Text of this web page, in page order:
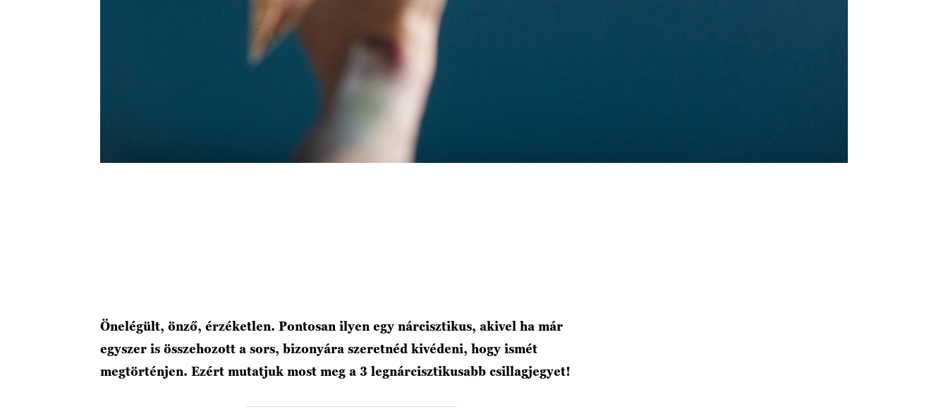
Önelégült, önző, érzéketlen. Pontosan ilyen egy nárcisztikus, akivel ha már
egyszer is összehozott a sors, bizonyára szeretnéd kivédeni, hogy ismét
megtörténjen. Ezért mutatjuk most meg a 3 legnárcisztikusabb csillagjegyet!